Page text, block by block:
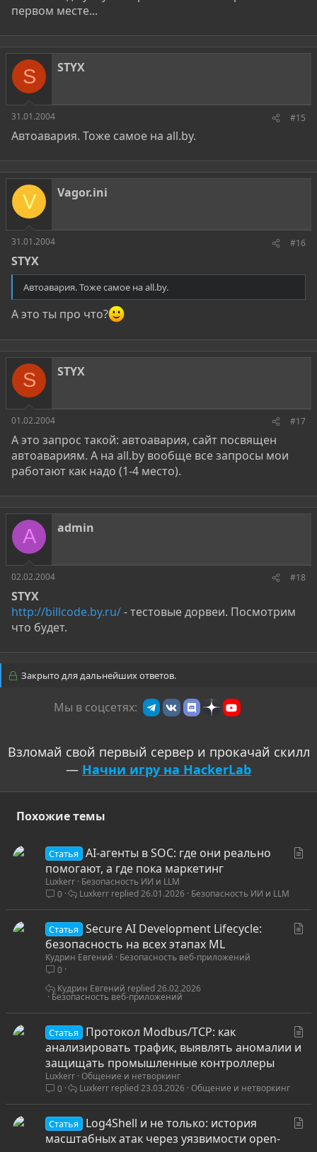
первом месте...
S STYX
31.01.2004 #15
Автоавария. Тоже самое на all.by.
V Vagor.ini
31.01.2004 #16
STYX
Автоавария. Тоже самое на all.by.
А это ты про что?
S STYX
01.02.2004 #17
А это запрос такой: автоавария, сайт посвящен
автоавариям. А на all.by вообще все запросы мои
работают как надо (1-4 место).
A admin
02.02.2004 #18
STYX
http://billcode.by.ru/- тестовые дорвеи. Посмотрим
что будет.
Закрыто для дальнейших ответов.
Мы в соцсетях:
Взломай свой первый сервер и прокачай скилл
— Начни игру на HackerLab
Похожие темы
ь
Статья
AI-агенты в SOC: где они реально
помогают, а где пока маркетинг
Luxkerr Безопасность ИИ и LLM
0
Безопасность ИИ и LLM
26.01.2026
Luxkerr
Статья
Secure AI Development Lifecycle:
безопасность на всех этапах ML
Кудрин Евгений
Безопасность веб-приложений
0
Безопасность веб-приложений
26.02.2026
Кудрин Евгений
я
Статья
Протокол Modbus/TCP: как
анализировать трафик, выявлять аномалии и
защищать промышленные контроллеры
Luxkerr Общение и нетворкинг
0
Общение и нетворкинг
23.03.2026
Luxkerr
Статья
Log4Shell и не только: история
масштабных атак через уязвимости open-